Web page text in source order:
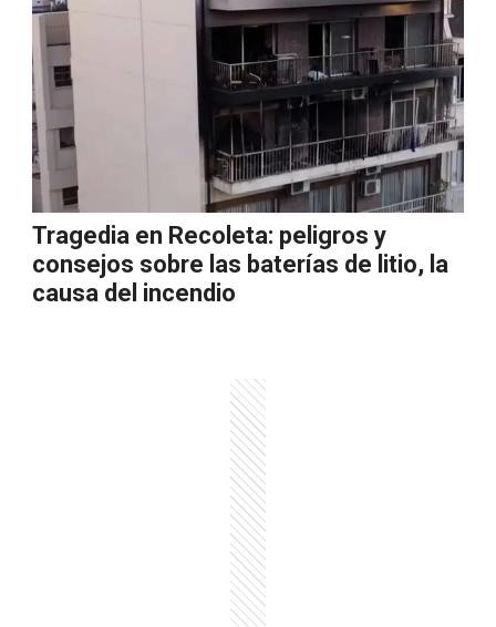
Tragedia en Recoleta: peligros y
consejos sobre las baterías de litio, la
causa del incendio